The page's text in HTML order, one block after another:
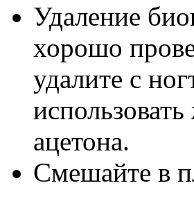
Удаление
хорошо
удалите с
ацетона.
Смешайте в